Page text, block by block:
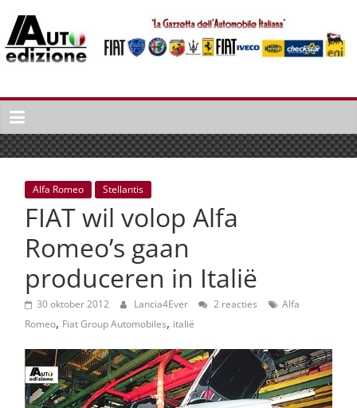
naar
inhoud
Auto
Edizione
La
Gazetta
dell'Automobile
Italiana
Italiaans
autonieuws
lifestyle
Alfa Romeo Stellantis
FIAT wil volop Alfa
Romeo’s gaan
produceren in Italië
30 oktober 2012 Lancia4Ever 2 reacties
Alfa
Romeo, Fiat Group Automobiles, italië